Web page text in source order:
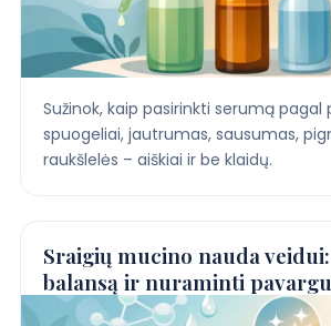
Sužinok, kaip pasirinkti serumą pagal
spuogeliai, jautrumas, sausumas,
raukšlelės – aiškiai ir be klaidų.
Sraigių mucino nauda
balansą ir nuraminti